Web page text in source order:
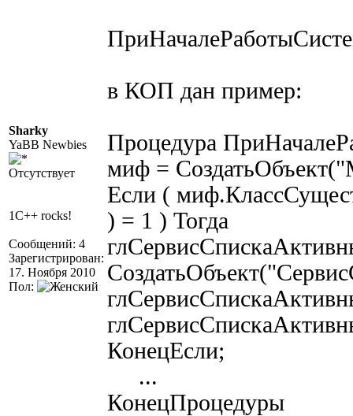
Sharky
YaBB Newbies
Отсутствует
1C++ rocks!
Сообщений: 4
Зарегистрирован:
17. Ноября 2010
Пол:
в КОП дан пример:
Процедура
миф =
Если (
) = 1 ) Тогда
КонецЕсли;
...
КонецПроцедуры